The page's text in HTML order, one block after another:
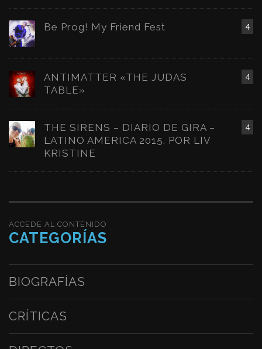
4
Be Prog! My Friend Fest
4
ANTIMATTER «THE JUDAS
TABLE»
4
THE SIRENS – DIARIO DE GIRA –
LATINO AMERICA 2015. POR LIV
KRISTINE
ACCEDE AL CONTENIDO
CATEGORÍAS
BIOGRAFÍAS
CRÍTICAS